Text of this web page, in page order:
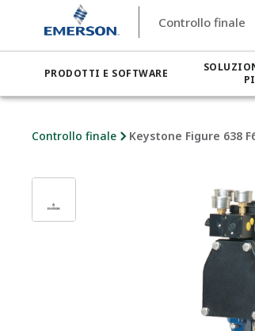
Controllo finale
PRODOTTI E SOFTWARE
Controllo finale Keystone Figure 638